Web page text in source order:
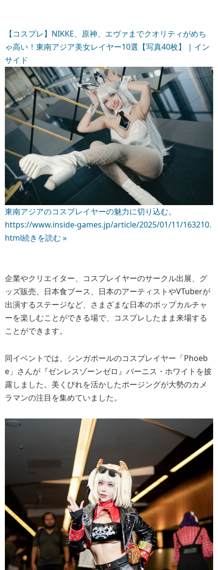
【コスプレ】NIKKE、原神、エヴァまでクオリティがめち
ゃ高い！東南アジア美女レイヤー10選【写真40枚】 | イン
サイド
東南アジアのコスプレイヤーの魅力に切り込む。
https://www.inside-games.jp/article/2025/01/11/163210.
html続きを読む »
企業やクリエイター、コスプレイヤーのサークル出展、グ
ッズ販売、日本食ブース、日本のアーティストやVTuberが
出演するステージなど、さまざまな日本のポップカルチャ
ーを楽しむことができる場で、コスプレしたまま来場する
ことができます。
同イベントでは、シンガポールのコスプレイヤー「Phoeb
e」さんが『ゼンレスゾーンゼロ』バーニス・ホワイトを披
露しました。美くびれを活かしたポージングが大勢のカメ
ラマンの注目を集めていました。